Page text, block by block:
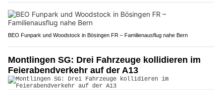
BEO Funpark und Woodstock in Bösingen FR – Familienausflug nahe Bern
Montlingen SG: Drei Fahrzeuge kollidieren im
Feierabendverkehr auf der A13